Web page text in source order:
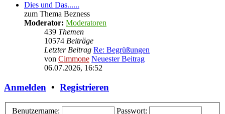
Dies und Das......
zum Thema Bezness
Moderator: Moderatoren
439 Themen
10574 Beiträge
Letzter Beitrag Re: Begrüßungen
von Cimmone Neuester Beitrag
06.07.2026, 16:52
Anmelden • Registrieren
Benutzername:
Passwort: